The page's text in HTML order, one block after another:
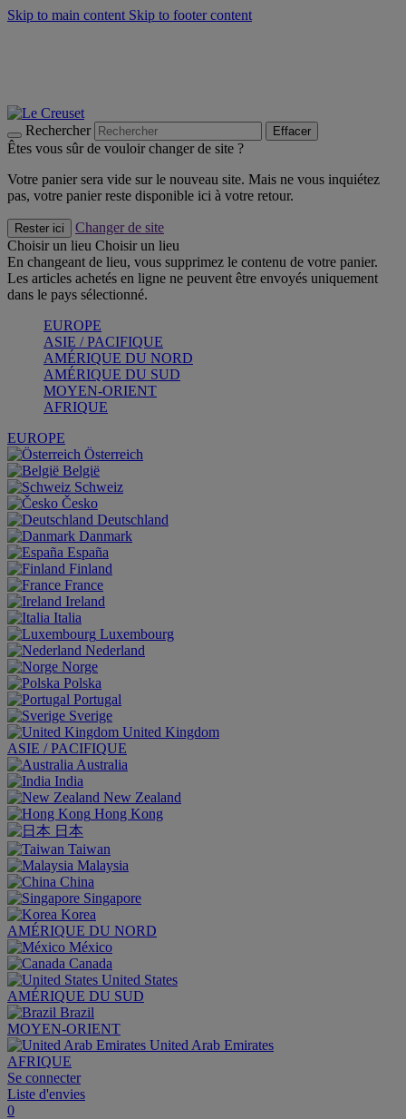
Skip to main content Skip to footer content
Rechercher Effacer
Êtes vous sûr de vouloir changer de site ?
Votre panier sera vide sur le nouveau site. Mais ne vous inquiétez
pas, votre panier reste disponible ici à votre retour.
Rester ici
Changer de site
Choisir un lieu Choisir un lieu
En changeant de lieu, vous supprimez le contenu de votre panier.
Les articles achetés en ligne ne peuvent être envoyés uniquement
dans le pays sélectionné.
EUROPE
ASIE / PACIFIQUE
AMÉRIQUE DU NORD
AMÉRIQUE DU SUD
MOYEN-ORIENT
AFRIQUE
EUROPE
Österreich
België
Schweiz
Česko
Deutschland
Danmark
España
Finland
France
Ireland
Italia
Luxembourg
Nederland
Norge
Polska
Portugal
Sverige
United Kingdom
ASIE / PACIFIQUE
Australia
India
New Zealand
Hong Kong
日本
Taiwan
Malaysia
China
Singapore
Korea
AMÉRIQUE DU NORD
México
Canada
United States
AMÉRIQUE DU SUD
Brazil
MOYEN-ORIENT
United Arab Emirates
AFRIQUE
Se connecter
Liste d'envies
0